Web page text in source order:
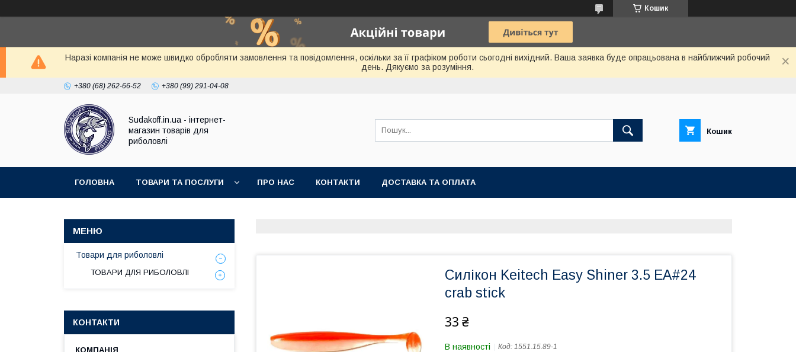
Кошик
Наразі компанія не може швидко обробляти замовлення та повідомлення, оскільки за її графіком роботи сьогодні вихідний. Ваша заявка буде опрацьована в найближчий робочий
день. Дякуємо за розуміння.
+380 (68) 262-66-52 +380 (99) 291-04-08
Sudakoff.in.ua - інтернет-
магазин товарів для
риболовлі
Кошик
ГОЛОВНА ТОВАРИ ТА ПОСЛУГИ ПРО НАС КОНТАКТИ ДОСТАВКА ТА ОПЛАТА
Силікон Keitech Easy Shiner 3.5 EA#24
crab stick
33 ₴
В наявності Код: 1551.15.89-1
Товари для риболовлі
ТОВАРИ ДЛЯ РИБОЛОВЛІ
КОНТАКТИ